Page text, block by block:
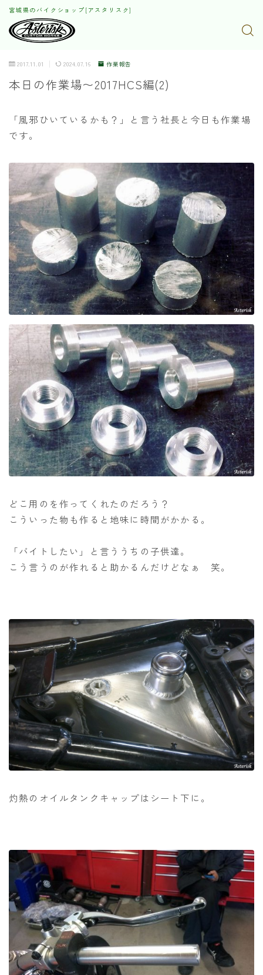
宮城県のバイクショップ[アスタリスク]
2017.11.01 2024.07.16 作業報告
本日の作業場〜2017HCS編(2)
「風邪ひいているかも？」と言う社長と今日も作業場
です。
どこ用のを作ってくれたのだろう？
こういった物も作ると地味に時間がかかる。
「バイトしたい」と言ううちの子供達。
こう言うのが作れると助かるんだけどなぁ 笑。
灼熱のオイルタンクキャップはシート下に。